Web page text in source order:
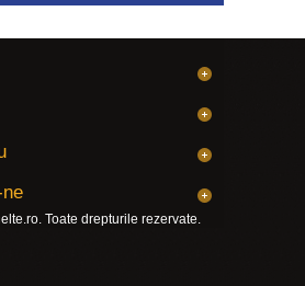
. Toate drepturile rezervate.